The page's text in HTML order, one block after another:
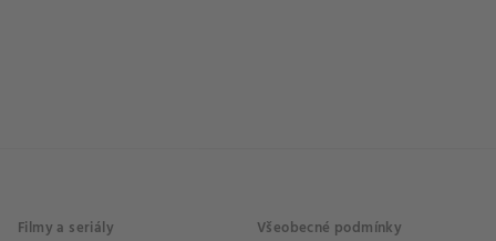
Filmy a seriály Všeobecné podmínky